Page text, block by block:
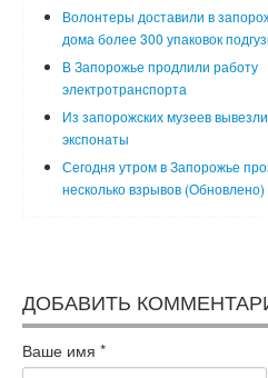
Волонтеры доставили в
дома более 300 упаковок
В Запорожье продлили работу
электротранспорта
Из запорожских музеев
экспонаты
Сегодня утром в Запорожье
несколько взрывов (Обновлено)
ДОБАВИТЬ
Ваше имя *